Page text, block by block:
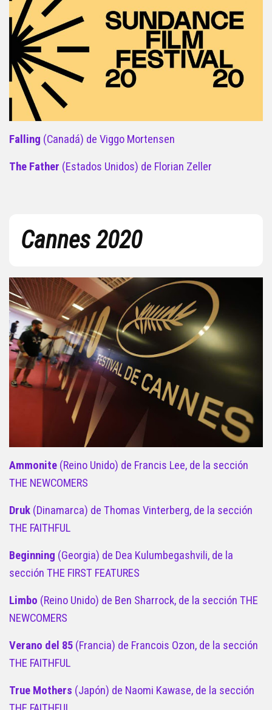
Falling (Canadá) de Viggo Mortensen
The Father (Estados Unidos) de Florian Zeller
Cannes 2020
Ammonite (Reino Unido) de Francis Lee, de la sección
THE NEWCOMERS
Druk (Dinamarca) de Thomas Vinterberg, de la sección
THE FAITHFUL
Beginning (Georgia) de Dea Kulumbegashvili, de la
sección THE FIRST FEATURES
Limbo (Reino Unido) de Ben Sharrock, de la sección THE
NEWCOMERS
Verano del 85 (Francia) de Francois Ozon, de la sección
THE FAITHFUL
True Mothers (Japón) de Naomi Kawase, de la sección